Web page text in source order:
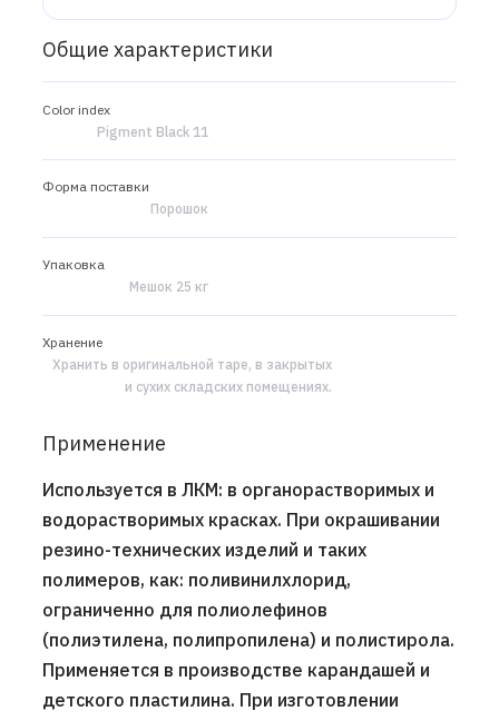
Общие характеристики
Color index
Pigment Black 11
Форма поставки
Порошок
Упаковка
Мешок 25 кг
Хранение
Хранить в оригинальной таре, в закрытых
и сухих складских помещениях.
Применение
Используется в ЛКМ: в органорастворимых и
водорастворимых красках. При окрашивании
резино-технических изделий и таких
полимеров, как: поливинилхлорид,
ограниченно для полиолефинов
(полиэтилена, полипропилена) и полистирола.
Применяется в производстве карандашей и
детского пластилина. При изготовлении